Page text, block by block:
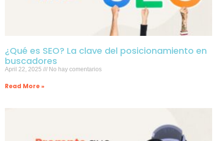
¿Qué es SEO? La clave del posicionamiento en
buscadores
April 22, 2025 No hay comentarios
Read More »